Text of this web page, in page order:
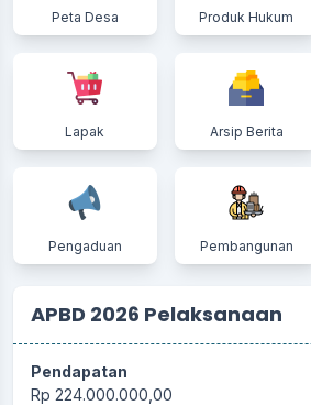
Peta Desa Produk Hukum
Lapak Arsip Berita
Pengaduan Pembangunan
APBD 2026 Pelaksanaan
Pendapatan
Rp 224.000.000,00